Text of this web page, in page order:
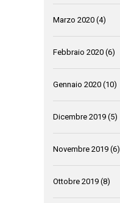
Marzo 2020 (4)
Febbraio 2020 (6)
Gennaio 2020 (10)
Dicembre 2019 (5)
Novembre 2019 (6)
Ottobre 2019 (8)